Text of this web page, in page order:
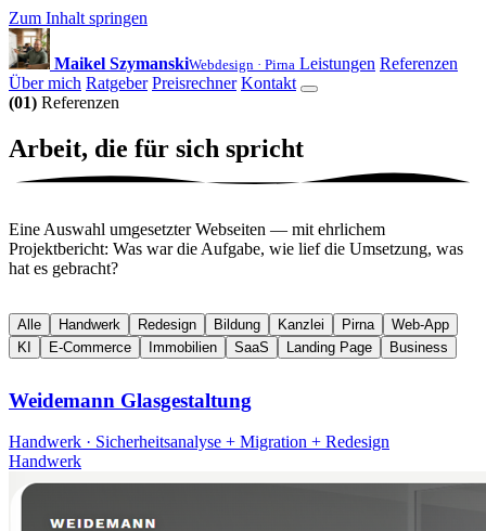
Zum Inhalt springen
Maikel SzymanskiWebdesign · Pirna Leistungen Referenzen
Über mich Ratgeber Preisrechner Kontakt
(01) Referenzen
Arbeit, die für sich spricht
Eine Auswahl umgesetzter Webseiten — mit ehrlichem
Projektbericht: Was war die Aufgabe, wie lief die Umsetzung, was
hat es gebracht?
Alle Handwerk Redesign Bildung Kanzlei Pirna
Web-App
KI
E-Commerce Immobilien SaaS Landing Page Business
Weidemann Glasgestaltung
Handwerk · Sicherheitsanalyse + Migration + Redesign
Handwerk